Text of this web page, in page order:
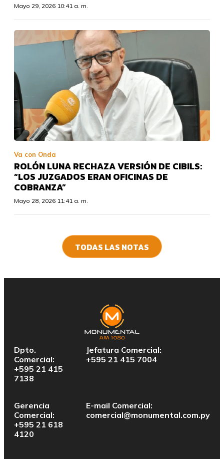
Mayo 29, 2026 10:41 a. m.
Va con Onda
ROLÓN LUNA RECHAZA VERSIÓN DE CIBILS:
“LOS JUZGADOS ERAN OFICINAS DE
COBRANZA”
Mayo 28, 2026 11:41 a. m.
TODAS LAS NOTAS
Dpto.
Comercial:
+595 21 415
7138
Jefatura Comercial:
+595 21 415 7004
Gerencia
Comercial:
+595 21 618
4120
E-mail Comercial:
comercial@monumental.com.py